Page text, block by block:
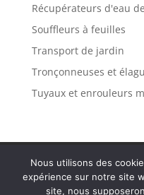
Récupérateurs d'eau
Souffleurs à feuilles
Transport de jardin
Tronçonneuses et
Tuyaux et enrouleurs
Politique de
Plan de
Nous utilisons des
expérience sur notre site
site, nous